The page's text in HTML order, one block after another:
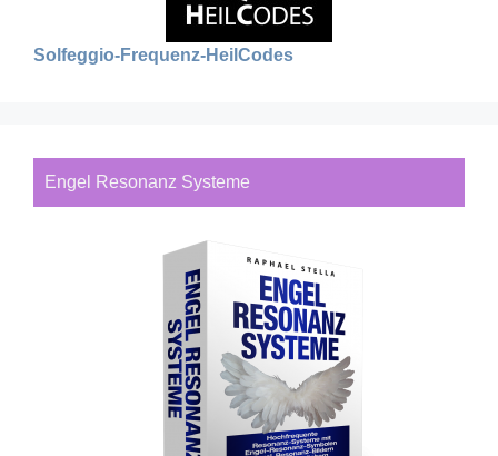
Solfeggio-Frequenz-HeilCodes
Engel Resonanz Systeme